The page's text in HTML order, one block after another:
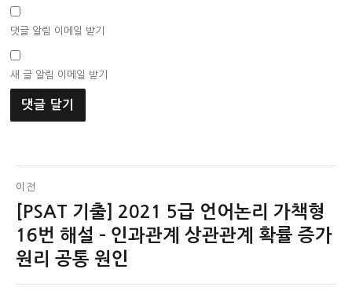
댓글 알림 이메일 받기
새 글 알림 이메일 받기
글
탐
색
이전
이
전
글:
[PSAT 기출] 2021 5급 언어논리 가책형
16번 해설 – 인과관계 상관관계 확률 증가
원리 공통 원인